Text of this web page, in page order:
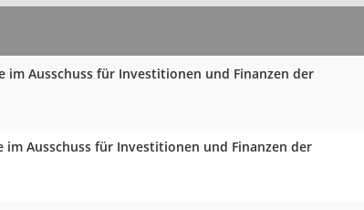
im Ausschuss für Investitionen und Finanzen der
Ausschuss für Investitionen und Finanzen der